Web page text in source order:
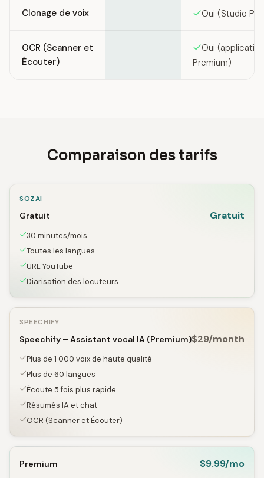
Clonage de voix Oui (Studio
OCR (Scanner et
Écouter)
Oui
Premium)
Comparaison des tarifs
SOZAI
Gratuit Gratuit
30 minutes/mois
Toutes les langues
URL YouTube
Diarisation des locuteurs
SPEECHIFY
Speechify – Assistant vocal IA (Premium)$29/month
Plus de 1 000 voix de haute qualité
Plus de 60 langues
Écoute 5 fois plus rapide
Résumés IA et chat
OCR (Scanner et Écouter)
Premium $9.99/mo